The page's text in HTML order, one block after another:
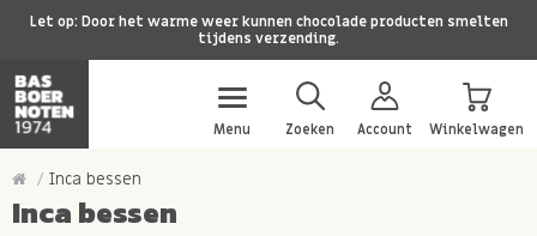
Let op: Door het warme weer kunnen chocolade producten smelten
tijdens verzending.
Menu Zoeken Account Winkelwagen
Inca bessen
Inca bessen